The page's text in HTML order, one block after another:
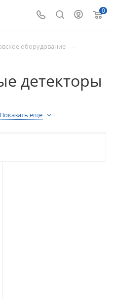
0
оборудование —
детекторы
Показать еще